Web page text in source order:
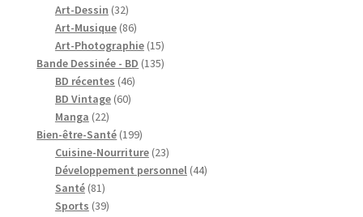
produits
Art-Dessin 3232
produits
Art-Musique 8686
produits
Art-Photographie 1515
produits
Bande Dessinée - BD 135135
BD récentes 4646
BD Vintage 6060
Manga 2222
produits
Bien-être-Santé 199199
produits
Cuisine-Nourriture 2323
produits
Développement personnel 4444
Santé 8181
produits
Sports 3939